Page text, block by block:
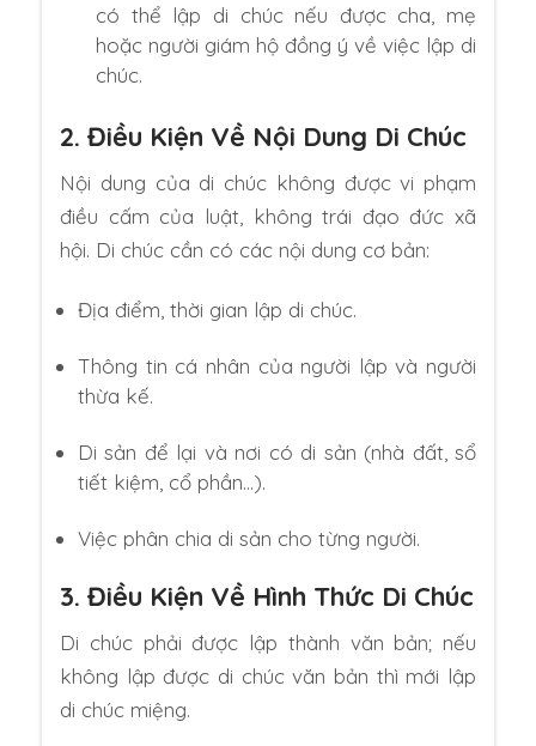
có thể lập di chúc nếu được cha, mẹ
hoặc người giám hộ đồng ý về việc lập di
chúc.
2. Điều Kiện Về Nội Dung Di Chúc
Nội dung của di chúc không được vi phạm
điều cấm của luật, không trái đạo đức xã
hội. Di chúc cần có các nội dung cơ bản:
Địa điểm, thời gian lập di chúc.
Thông tin cá nhân của người lập và người
thừa kế.
Di sản để lại và nơi có di sản (nhà đất, sổ
tiết kiệm, cổ phần…).
Việc phân chia di sản cho từng người.
3. Điều Kiện Về Hình Thức Di Chúc
Di chúc phải được lập thành văn bản; nếu
không lập được di chúc văn bản thì mới lập
di chúc miệng.